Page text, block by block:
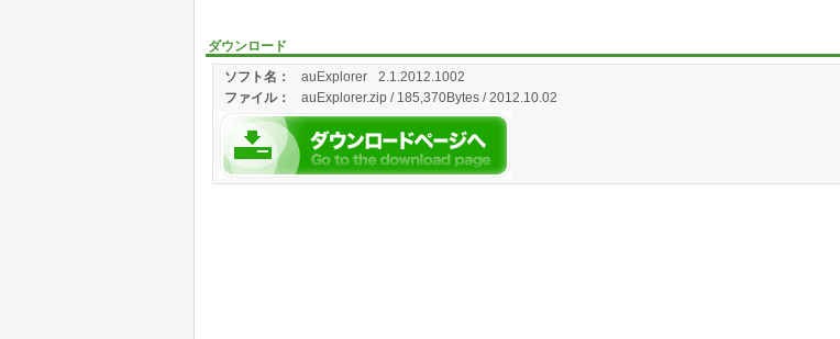
ダウンロード
ソフト名：
auExplorer 2.1.2012.1002
ファイル： auExplorer.zip / 185,370Bytes / 2012.10.02